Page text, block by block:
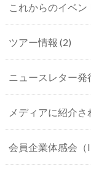
これからのイベン
ツアー情報 (2)
ニュースレター発
メディアに紹介さ
会員企業体感会（